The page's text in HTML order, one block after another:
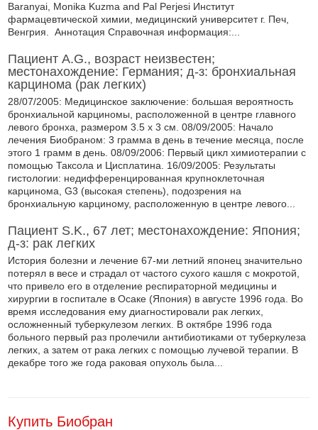
Baranyai, Monika Kuzma and Pal Perjesi Институт
фармацевтической химии, медицинский университет г. Печ,
Венгрия. Аннотация Справочная информация:...
Пациент A.G., возраст неизвестен;
местонахождение: Германия; д-з: бронхиальная
карцинома (рак легких)
28/07/2005: Медицинское заключение: большая вероятность
бронхиальной карциномы, расположенной в центре главного
левого бронха, размером 3.5 х 3 см. 08/09/2005: Начало
лечения Биобраном: 3 грамма в день в течение месяца, после
этого 1 грамм в день. 08/09/2006: Первый цикл химиотерапии с
помощью Таксола и Цисплатина. 16/09/2005: Результаты
гистологии: недифференцированная крупноклеточная
карцинома, G3 (высокая степень), подозрения на
бронхиальную карциному, расположенную в центре левого...
Пациент S.K., 67 лет; местонахождение: Япония;
д-з: рак легких
История болезни и лечение 67-ми летний японец значительно
потерял в весе и страдал от частого сухого кашля с мокротой,
что привело его в отделение респираторной медицины и
хирургии в госпитале в Осаке (Япония) в августе 1996 года. Во
время исследования ему диагностировали рак легких,
осложненный туберкулезом легких. В октябре 1996 года
больного первый раз пролечили антибиотиками от туберкулеза
легких, а затем от рака легких с помощью лучевой терапии. В
декабре того же года раковая опухоль была...
Купить Биобран